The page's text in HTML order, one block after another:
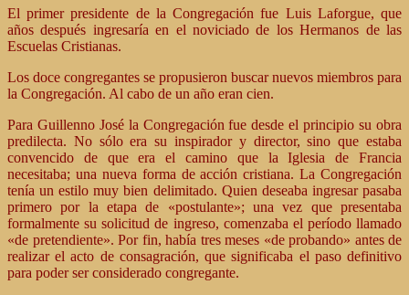
El primer presidente de la Congregación fue Luis Laforgue, que
años después ingresaría en el noviciado de los Hermanos de las
Escuelas Cristianas.
Los doce congregantes se propusieron buscar nuevos miembros para
la Congregación. Al cabo de un año eran cien.
Para Guillenno José la Congregación fue desde el principio su obra
predilecta. No sólo era su inspirador y director, sino que estaba
convencido de que era el camino que la Iglesia de Francia
necesitaba; una nueva forma de acción cristiana. La Congregación
tenía un estilo muy bien delimitado. Quien deseaba ingresar pasaba
primero por la etapa de «postulante»; una vez que presentaba
formalmente su solicitud de ingreso, comenzaba el período llamado
«de pretendiente». Por fin, había tres meses «de probando» antes de
realizar el acto de consagración, que significaba el paso definitivo
para poder ser considerado congregante.